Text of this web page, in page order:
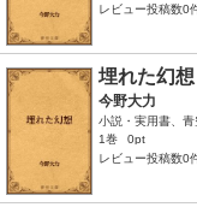
レビュー投稿数0
埋れた幻想
今野大力
小説・実用書、青
1巻
0pt
レビュー投稿数0